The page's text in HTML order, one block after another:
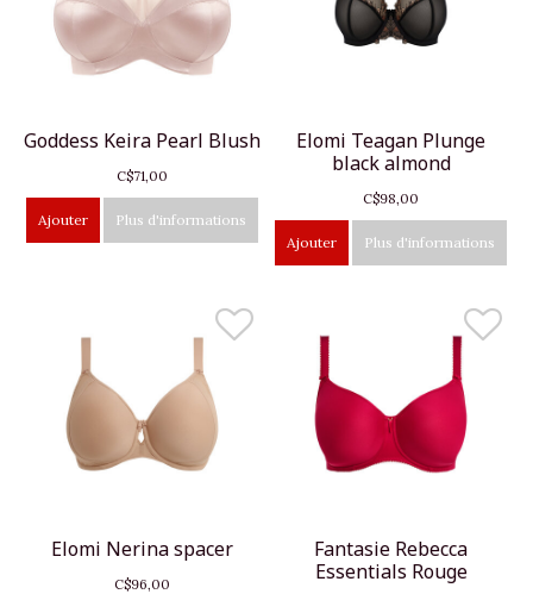
Goddess Keira Pearl Blush
C$71,00
Ajouter Plus d'informations
Elomi Teagan Plunge
black almond
C$98,00
Ajouter Plus d'informations
Elomi Nerina spacer
C$96,00
Fantasie Rebecca
Essentials Rouge